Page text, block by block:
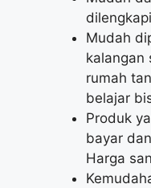
Mudah
kalangan
rumah
belajar
Produk
bayar
Harga